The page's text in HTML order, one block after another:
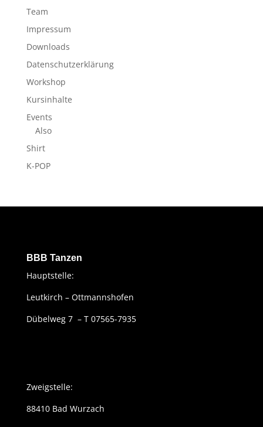
Team
Impressum
Downloads
Datenschutzerklärung
Workshop
Kursinhalte
Events
Also
Shirt
K-POP
BBB Tanzen
Hauptstelle:
Leutkirch – Ottmannshofen
Dübelweg 7 – T 07565-7935
Zweigstelle:
88410 Bad Wurzach